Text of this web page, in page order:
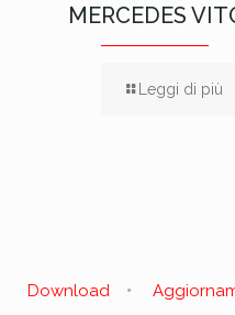
MERCEDES
Leggi di più
Download